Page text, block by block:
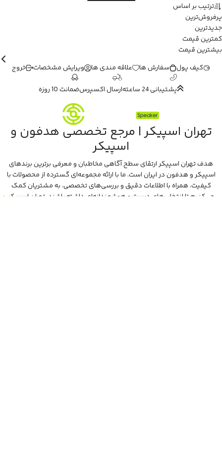
ترتیب بر اساس
پرفروش‌ترین
جدیدترین
کمترین قیمت
بیشترین قیمت
کیف پول
سفارش ها علاقه مندی ها ویرایش مشخصات
خروج
پشتیبانی 24 ساعته
ارسال اکسپرسضمانت 10 روزه
تهران اسپیکر | مرجع تخصصی هدفون و
اسپیکر
هدف تهران اسپیکر ارتقای سطح آگاهی مخاطبان و معرفی برترین برندهای
اسپیکر و هدفون در ایران است. ما با ارائه مجموعه‌ای گسترده از محصولات با
کیفیت، همراه با اطلاعات دقیق و بررسی‌های تخصصی، به مشتریان کمک
می‌کنیم تا انتخاب‌های درست و هوشمندانه‌ای داشته باشند. تهران اسپیکر